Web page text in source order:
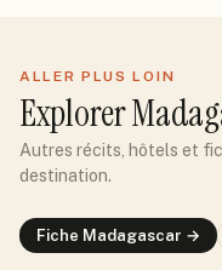
ALLER PLUS LOIN
Explorer
Autres récits, hôtels et
destination.
Fiche Madagascar →